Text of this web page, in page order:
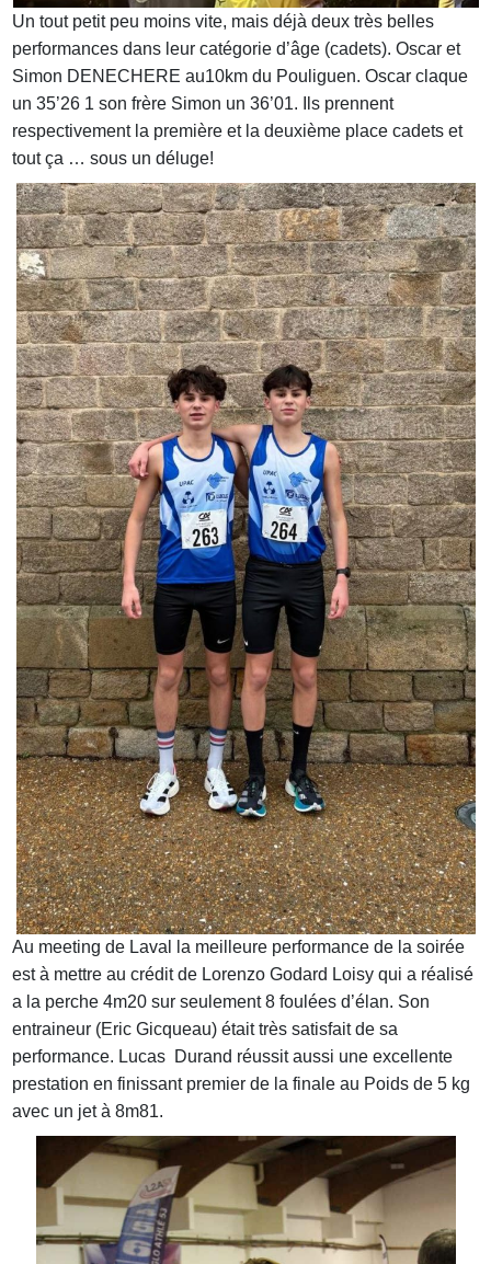
Un tout petit peu moins vite, mais déjà deux très belles
performances dans leur catégorie d’âge (cadets). Oscar et
Simon DENECHERE au10km du Pouliguen. Oscar claque
un 35’26 1 son frère Simon un 36’01. Ils prennent
respectivement la première et la deuxième place cadets et
tout ça … sous un déluge!
Au meeting de Laval la meilleure performance de la soirée
est à mettre au crédit de Lorenzo Godard Loisy qui a réalisé
a la perche 4m20 sur seulement 8 foulées d’élan. Son
entraineur (Eric Gicqueau) était très satisfait de sa
performance. Lucas Durand réussit aussi une excellente
prestation en finissant premier de la finale au Poids de 5 kg
avec un jet à 8m81.